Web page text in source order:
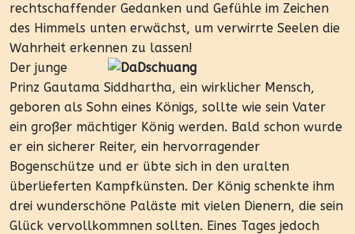
rechtschaffender Gedanken und Gefühle im Zeichen
des Himmels unten erwächst, um verwirrte Seelen die
Wahrheit erkennen zu lassen!
Der junge
Prinz Gautama Siddhartha, ein wirklicher Mensch,
geboren als Sohn eines Königs, sollte wie sein Vater
ein großer mächtiger König werden. Bald schon wurde
er ein sicherer Reiter, ein hervorragender
Bogenschütze und er übte sich in den uralten
überlieferten Kampfkünsten. Der König schenkte ihm
drei wunderschöne Paläste mit vielen Dienern, die sein
Glück vervollkommnen sollten. Eines Tages jedoch